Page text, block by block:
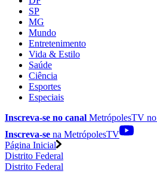
SP
MG
Mundo
Entretenimento
Vida & Estilo
Saúde
Ciência
Esportes
Especiais
Inscreva-se no canal MetrópolesTV no
Inscreva-se na MetrópolesTV
Página Inicial
Distrito Federal
Distrito Federal